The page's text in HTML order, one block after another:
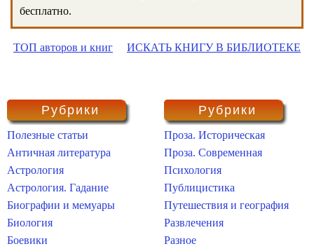
бесплатно.
ТОП авторов и книг ИСКАТЬ КНИГУ В БИБЛИОТЕКЕ
Рубрики
Полезные статьи
Античная литература
Астрология
Астрология. Гадание
Биографии и мемуары
Биология
Боевики
Рубрики
Проза. Историческая
Проза. Современная
Психология
Публицистика
Путешествия и география
Развлечения
Разное